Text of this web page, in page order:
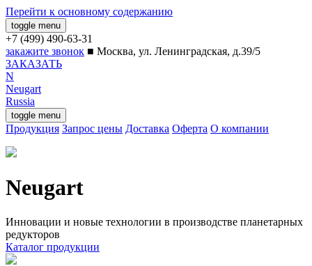
Перейти к основному содержанию
toggle menu
закажите звонок ■ Москва, ул. Ленинградская, д.39/5
ЗАКАЗАТЬ
N
Neugart
Russia
toggle menu
Продукция Запрос цены Доставка Оферта О компании
Neugart
Инновации и новые технологии в производстве планетарных
редукторов
Каталог продукции